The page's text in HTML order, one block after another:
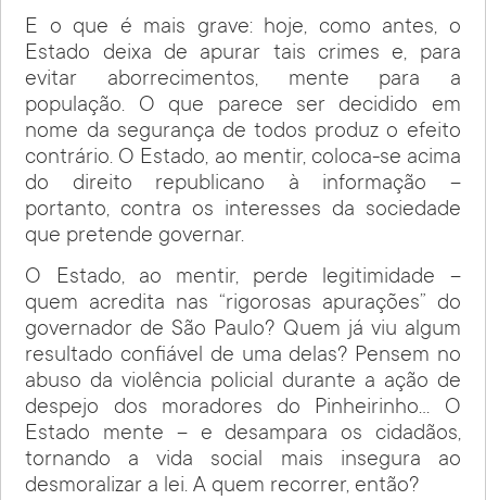
E o que é mais grave: hoje, como antes, o
Estado deixa de apurar tais crimes e, para
evitar aborrecimentos, mente para a
população. O que parece ser decidido em
nome da segurança de todos produz o efeito
contrário. O Estado, ao mentir, coloca-se acima
do direito republicano à informação –
portanto, contra os interesses da sociedade
que pretende governar.
O Estado, ao mentir, perde legitimidade –
quem acredita nas “rigorosas apurações” do
governador de São Paulo? Quem já viu algum
resultado confiável de uma delas? Pensem no
abuso da violência policial durante a ação de
despejo dos moradores do Pinheirinho… O
Estado mente – e desampara os cidadãos,
tornando a vida social mais insegura ao
desmoralizar a lei. A quem recorrer, então?